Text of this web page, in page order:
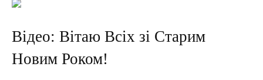
Відео: Вітаю Всіх зі Старим
Новим Роком!